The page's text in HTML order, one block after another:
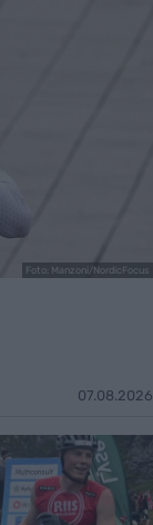
Foto: Manzoni/NordicFocus
07.08.2026